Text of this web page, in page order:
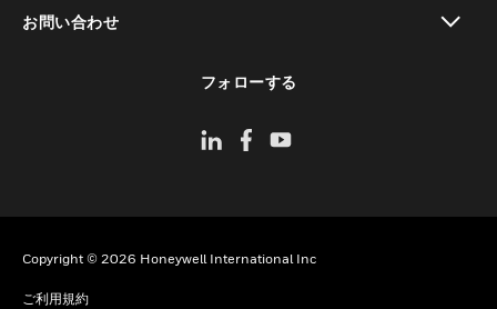
お問い合わせ
フォローする
Copyright © 2026 Honeywell International Inc
ご利用規約